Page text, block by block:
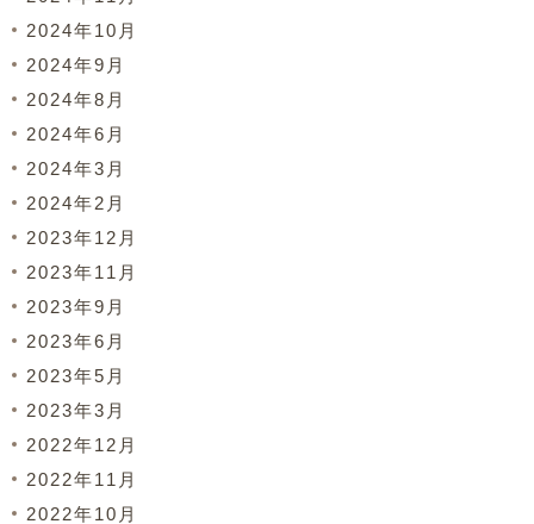
2024年10月
2024年9月
2024年8月
2024年6月
2024年3月
2024年2月
2023年12月
2023年11月
2023年9月
2023年6月
2023年5月
2023年3月
2022年12月
2022年11月
2022年10月